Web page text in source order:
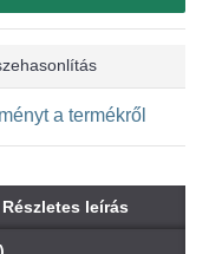
a termékről
Részletes leírás